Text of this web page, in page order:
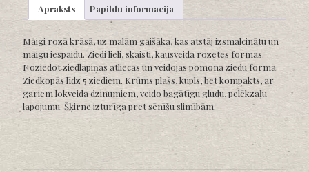
Apraksts Papildu informācija
Maigi rozā krāsā, uz malām gaišāka, kas atstāj izsmalcinātu un
maigu iespaidu. Ziedi lieli, skaisti, kausveida rozetes formas.
Noziedot ziedlapiņas atliecas un veidojas pomona ziedu forma.
Ziedkopās līdz 5 ziediem. Krūms plašs, kupls, bet kompakts, ar
gariem lokveida dzinumiem, veido bagātīgu gludu, pelēkzaļu
lapojumu. Šķirne izturīga pret sēnīšu slimībām.